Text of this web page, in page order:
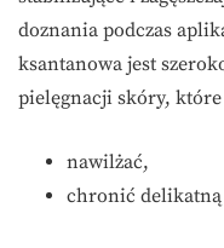
doznania podczas
ksantanowa jest
pielęgnacji skóry, które
nawilżać,
chronić delikatną